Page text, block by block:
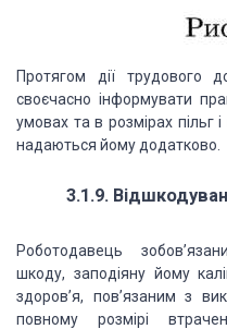
Протягом дії трудового
своєчасно інформувати
умовах та в розмірах пільг
надаються йому додатково.
3.1.9.
Роботодавець
шкоду, заподіяну йому
здоров’я, пов’язаним з
повному розмірі